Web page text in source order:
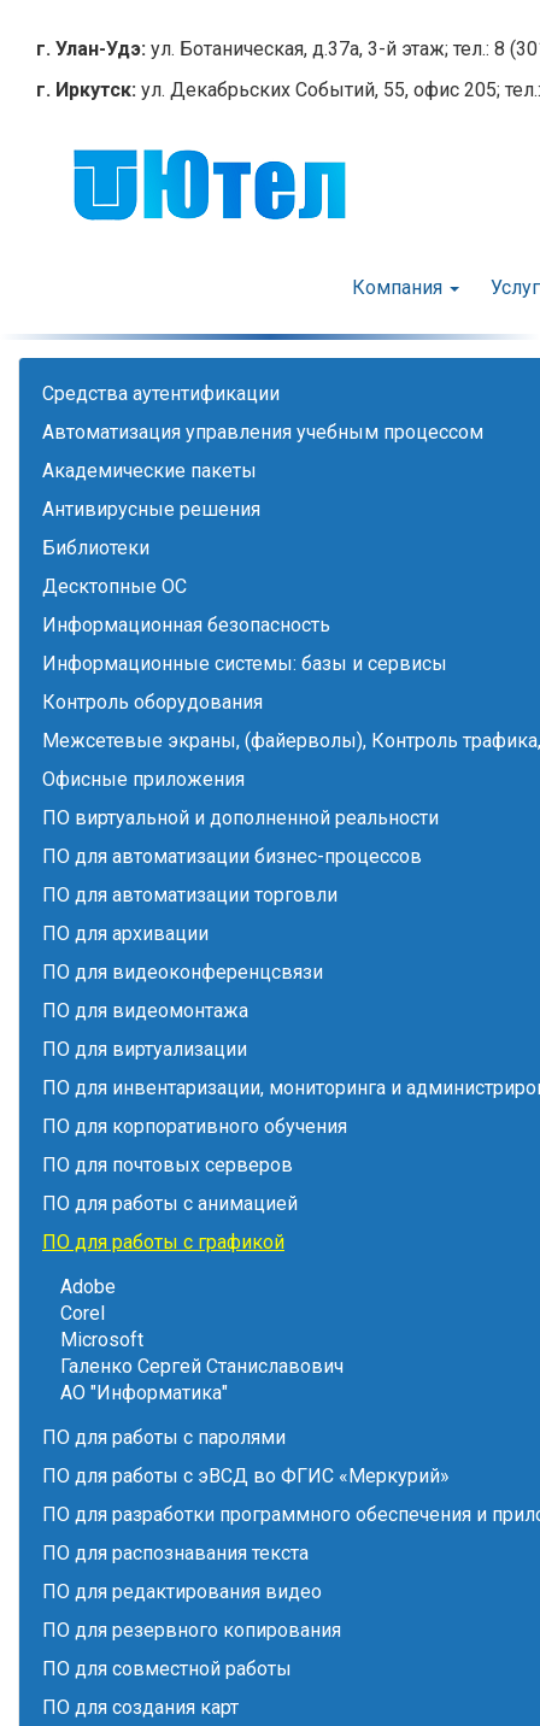
содержанию
г. Улан-Удэ: ул. Ботаническая, д.37а, 3-й этаж; тел.: 8
г. Иркутск: ул. Декабрьских Событий, 55, офис 205;
Компания
Cредства аутентификации
Автоматизация управления учебным процессом
Академические пакеты
Антивирусные решения
Библиотеки
Десктопные ОС
Информационная безопасность
Информационные системы: базы и сервисы
Контроль оборудования
Межсетевые экраны, (файерволы), Контроль
Офисные приложения
ПО виртуальной и дополненной реальности
ПО для автоматизации бизнес-процессов
ПО для автоматизации торговли
ПО для архивации
ПО для видеоконференцсвязи
ПО для видеомонтажа
ПО для виртуализации
ПО для инвентаризации, мониторинга и
ПО для корпоративного обучения
ПО для почтовых серверов
ПО для работы с анимацией
ПО для работы с графикой
Adobe
Corel
Microsoft
Галенко Сергей Станиславович
АО "Информатика"
ПО для работы с паролями
ПО для работы с эВСД во ФГИС «Меркурий»
ПО для разработки программного обеспечения и
ПО для распознавания текста
ПО для редактирования видео
ПО для резервного копирования
ПО для совместной работы
ПО для создания карт